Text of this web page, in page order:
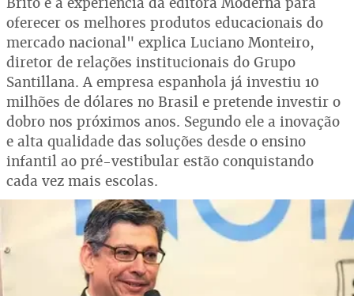
oferecer os melhores produtos educacionais do
mercado nacional" explica Luciano Monteiro,
diretor de relações institucionais do Grupo
Santillana. A empresa espanhola já investiu 10
milhões de dólares no Brasil e pretende investir o
dobro nos próximos anos. Segundo ele a inovação
e alta qualidade das soluções desde o ensino
infantil ao pré-vestibular estão conquistando
cada vez mais escolas.